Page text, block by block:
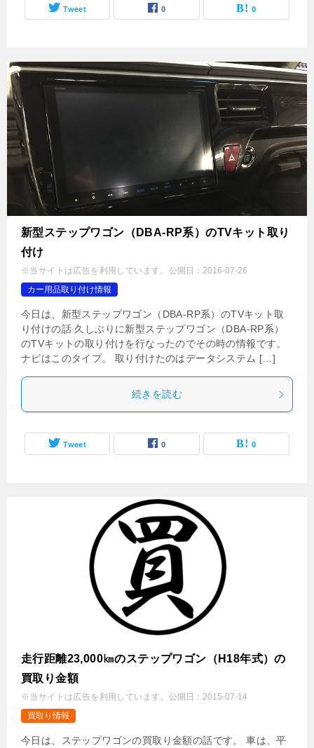
Tweet 0 0
新型ステップワゴン（DBA-RP系）のTVキット取り
付け
※当サイトは広告を利用しています。 公開日： 2016-07-26
カー用品取り付け情報
今日は、新型ステップワゴン（DBA-RP系）のTVキット取
り付けの話 久しぶりに新型ステップワゴン（DBA-RP系）
のTVキットの取り付けを行なったのでその時の情報です。
ナビはこのタイプ。 取り付けたのはデータシステム […]
続きを読む
Tweet 0 0
走行距離23,000㎞のステップワゴン（H18年式）の
買取り金額
※当サイトは広告を利用しています。 公開日： 2015-07-14
買取り情報
今日は、ステップワゴンの買取り金額の話です。 車は、平